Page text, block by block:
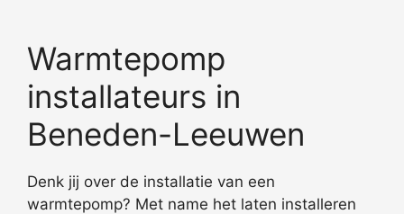
Warmtepomp
installateurs in
Beneden-Leeuwen
Denk jij over de installatie van een
warmtepomp? Met name het laten installeren